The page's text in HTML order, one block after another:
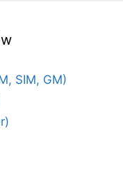
SIM, GM)